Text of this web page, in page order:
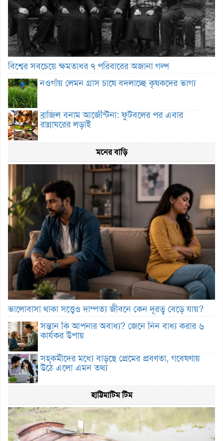
বিশ্বের সবচেয়ে ক্ষমতাধর ৭ পরিবারের অজানা গল্প
নওগাঁয় লেমন গ্রাস চাষে বদলাচ্ছে কৃষকদের ভাগ্য
ব্রাজিল বনাম আর্জেন্টিনা: ফুটবলের পর এবার
রান্নাঘরের লড়াই
মনের বাড়ি
ভালোবাসা থাকা সত্ত্বেও দাম্পত্য জীবনে কেন দূরত্ব বেড়ে যায়?
সন্তান কি আপনার অবাধ্য? জেনে নিন বাধ্য করার ৬
কার্যকর উপায়
সহকর্মীদের মধ্যে বাড়ছে প্রেমের প্রবণতা, গবেষণায়
উঠে এলো এমন তথ্য
হাট্টিমাটিম টিম